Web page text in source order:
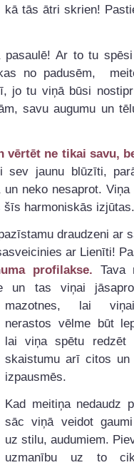
tās ātri skrien!
Ar to tu
no padusēm,
jo tu viņā būsi
savu augumu un
vērtēt ne tikai savu,
sev jaunu blūzīti,
neko nesaprot.
šīs harmoniskās izjūtas.
draudzeni ar
ar Lienīti!
profilakse. Tava
un tas viņai
mazotnes, lai
nerastos vēlme būt
lai viņa spētu redzēt
skaistumu arī citos
izpausmēs.
Kad meitiņa nedaudz
sāc viņā veidot
uz stilu, audumiem.
uzmanību uz to